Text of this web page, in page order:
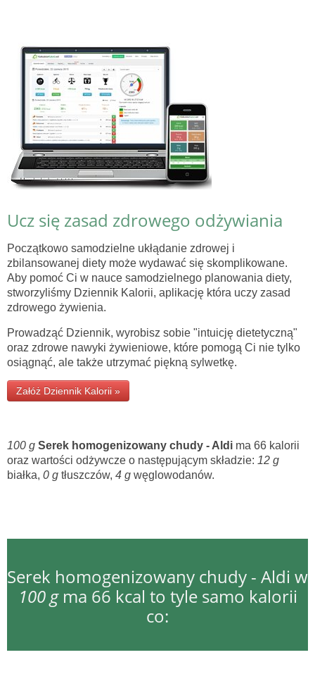
Ucz się zasad zdrowego odżywiania
Początkowo samodzielne ukłądanie zdrowej i
zbilansowanej diety może wydawać się skomplikowane.
Aby pomoć Ci w nauce samodzielnego planowania diety,
stworzyliśmy Dziennik Kalorii, aplikację która uczy zasad
zdrowego żywienia.
Prowadząć Dziennik, wyrobisz sobie "intuicję dietetyczną"
oraz zdrowe nawyki żywieniowe, które pomogą Ci nie tylko
osiągnąć, ale także utrzymać piękną sylwetkę.
Załóż Dziennik Kalorii »
100 g Serek homogenizowany chudy - Aldi ma 66 kalorii
oraz wartości odżywcze o następującym składzie: 12 g
białka, 0 g tłuszczów, 4 g węglowodanów.
Serek homogenizowany chudy - Aldi w
100 gma 66 kcal to tyle samo kalorii
co: